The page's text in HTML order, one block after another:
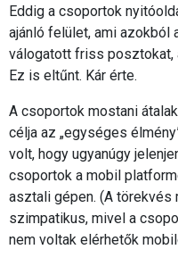
Eddig a csoportok
ajánló felület, ami azokból
válogatott friss posztokat,
Ez is eltűnt. Kár érte.
A csoportok mostani
célja az „egységes
volt, hogy ugyanúgy
csoportok a mobil
asztali gépen. (A törekvés
szimpatikus, mivel a
nem voltak elérhetők